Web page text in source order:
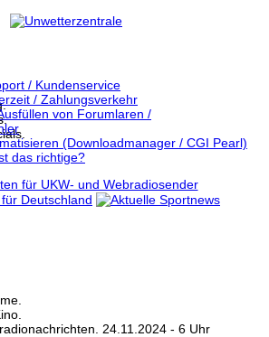
/ Kundenservice
/ Zahlungsverkehr
von Forumlaren /
(Downloadmanager / CGI Pearl)
das richtige?
24.11.2024 - 6 Uhr